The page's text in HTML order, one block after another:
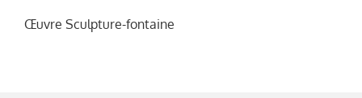
Œuvre Sculpture-fontaine